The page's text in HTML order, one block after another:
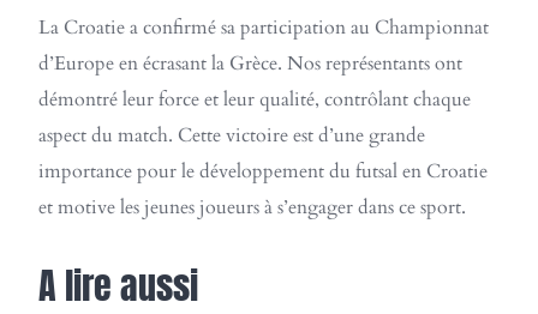
La Croatie a confirmé sa participation au Championnat
d’Europe en écrasant la Grèce. Nos représentants ont
démontré leur force et leur qualité, contrôlant chaque
aspect du match. Cette victoire est d’une grande
importance pour le développement du futsal en Croatie
et motive les jeunes joueurs à s’engager dans ce sport.
A lire aussi